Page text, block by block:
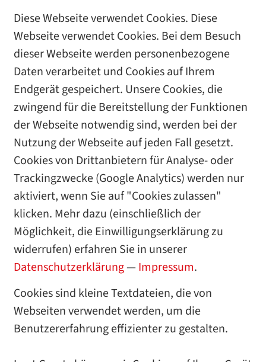
Diese Webseite verwendet Cookies. Diese
Webseite verwendet Cookies. Bei dem Besuch
dieser Webseite werden personenbezogene
Daten verarbeitet und Cookies auf Ihrem
Endgerät gespeichert. Unsere Cookies, die
zwingend für die Bereitstellung der Funktionen
der Webseite notwendig sind, werden bei der
Nutzung der Webseite auf jeden Fall gesetzt.
Cookies von Drittanbietern für Analyse- oder
Trackingzwecke (Google Analytics) werden nur
aktiviert, wenn Sie auf "Cookies zulassen"
klicken. Mehr dazu (einschließlich der
Möglichkeit, die Einwilligungserklärung zu
widerrufen) erfahren Sie in unserer
Datenschutzerklärung— Impressum.
Cookies sind kleine Textdateien, die von
Webseiten verwendet werden, um die
Benutzererfahrung effizienter zu gestalten.